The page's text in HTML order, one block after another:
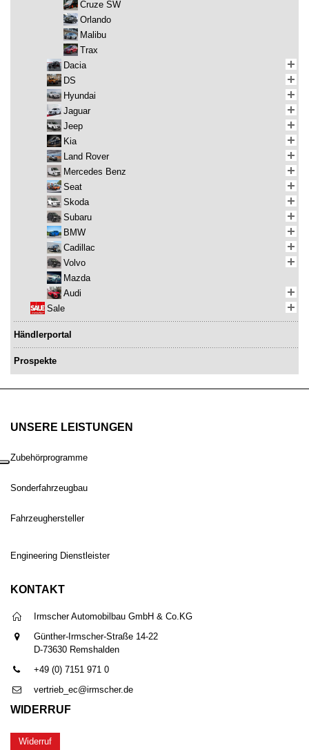
Cruze SW
Orlando
Malibu
Trax
Dacia
DS
Hyundai
Jaguar
Jeep
Kia
Land Rover
Mercedes Benz
Seat
Skoda
Subaru
BMW
Cadillac
Volvo
Mazda
Audi
Sale
Händlerportal
Prospekte
UNSERE LEISTUNGEN
Zubehörprogramme
Sonderfahrzeugbau
Fahrzeughersteller
Engineering Dienstleister
KONTAKT
Irmscher Automobilbau GmbH & Co.KG
Günther-Irmscher-Straße 14-22
D-73630 Remshalden
+49 (0) 7151 971 0
vertrieb_ec@irmscher.de
WIDERRUF
Widerruf